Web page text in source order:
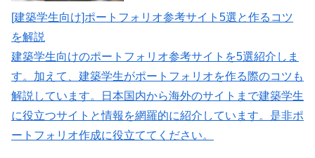
[建築学生向け]ポートフォリオ参考サイト5選と作るコツ
を解説
建築学生向けのポートフォリオ参考サイトを5選紹介しま
す。加えて、建築学生がポートフォリオを作る際のコツも
解説しています。日本国内から海外のサイトまで建築学生
に役立つサイトと情報を網羅的に紹介しています。是非ポ
ートフォリオ作成に役立ててください。